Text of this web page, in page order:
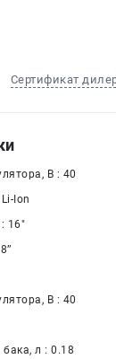
Сертификат
В : 40
Ion
16"
В : 40
л : 0.18